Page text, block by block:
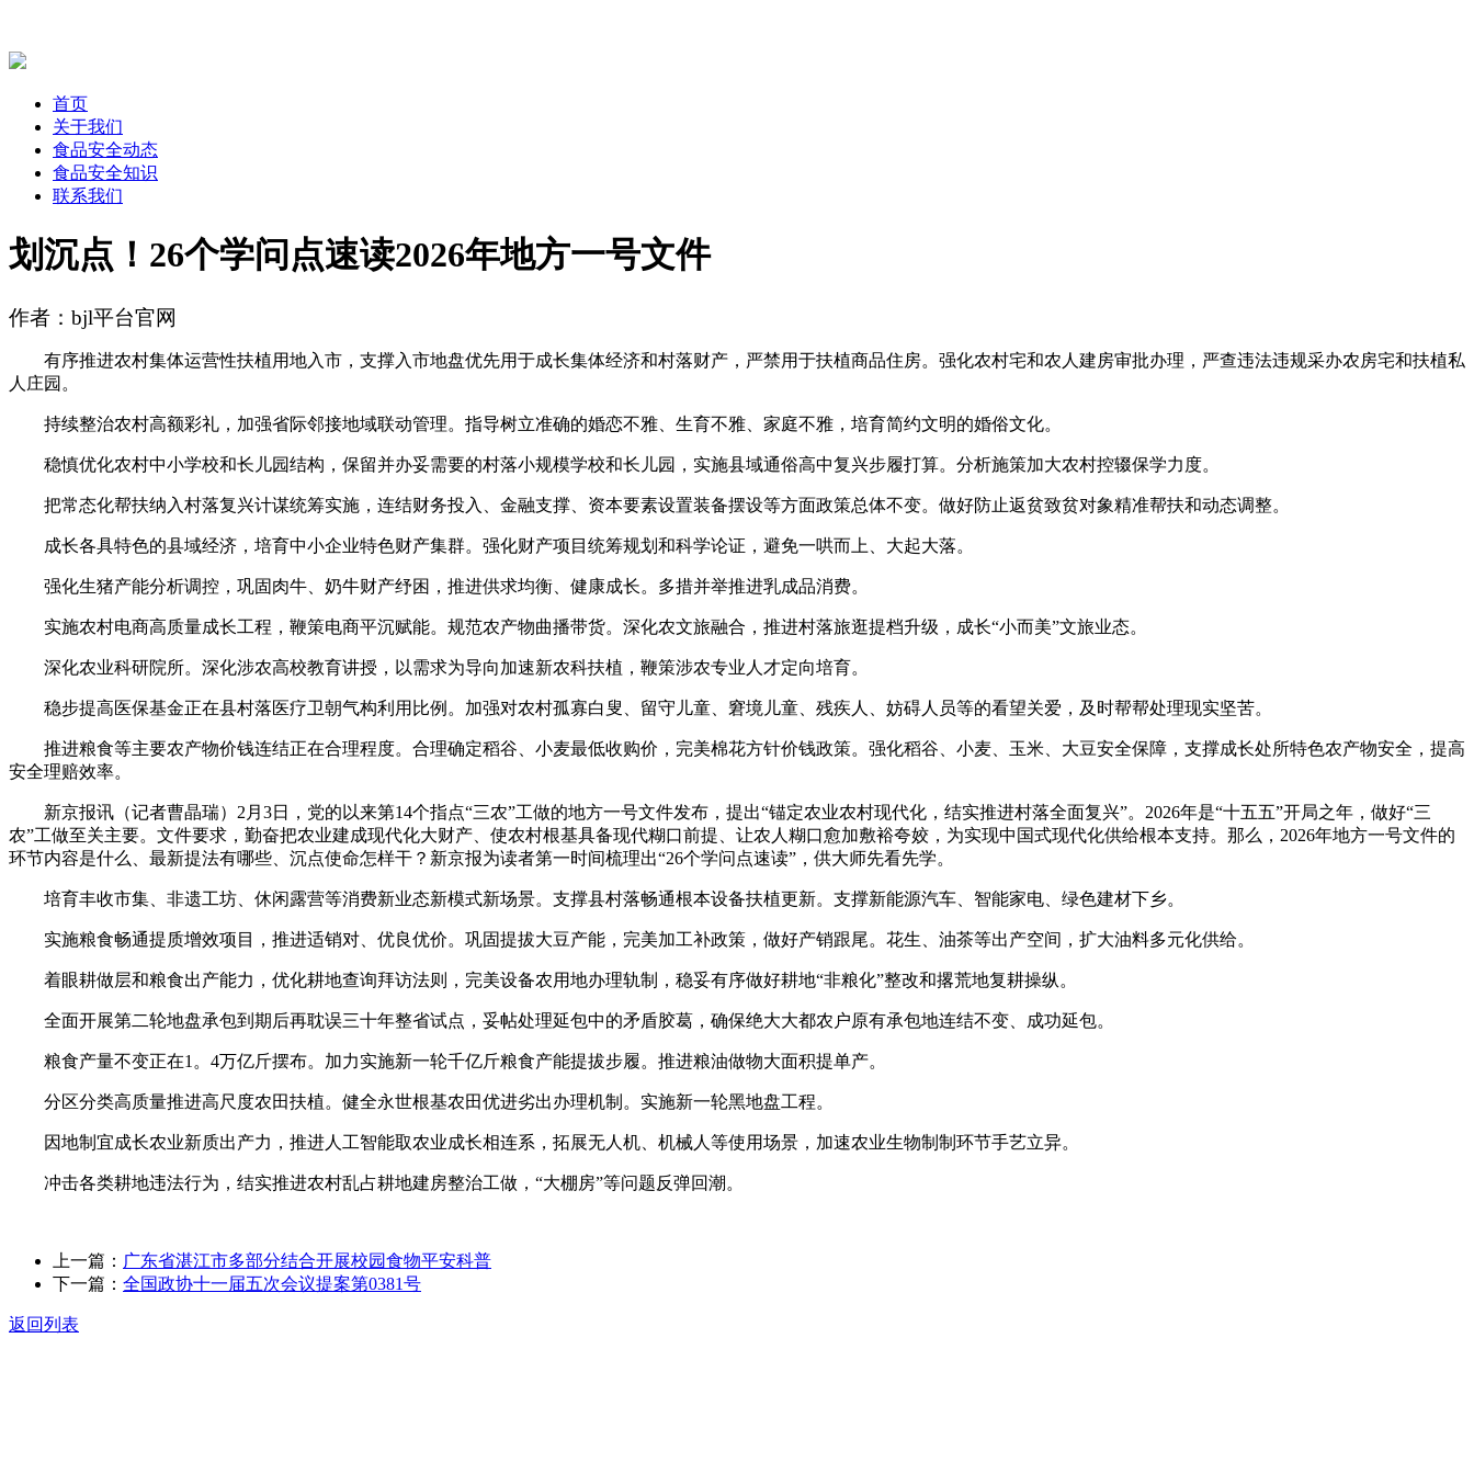
首页
关于我们
食品安全动态
食品安全知识
联系我们
划沉点！26个学问点速读2026年地方一号文件
作者：bjl平台官网
有序推进农村集体运营性扶植用地入市，支撑入市地盘优先用于成长集体经济和村落财产，严禁用于扶植商品住房。强化农村宅和农人建房审批办理，严查违法违规采办农房宅和扶植私
人庄园。
持续整治农村高额彩礼，加强省际邻接地域联动管理。指导树立准确的婚恋不雅、生育不雅、家庭不雅，培育简约文明的婚俗文化。
稳慎优化农村中小学校和长儿园结构，保留并办妥需要的村落小规模学校和长儿园，实施县域通俗高中复兴步履打算。分析施策加大农村控辍保学力度。
把常态化帮扶纳入村落复兴计谋统筹实施，连结财务投入、金融支撑、资本要素设置装备摆设等方面政策总体不变。做好防止返贫致贫对象精准帮扶和动态调整。
成长各具特色的县域经济，培育中小企业特色财产集群。强化财产项目统筹规划和科学论证，避免一哄而上、大起大落。
强化生猪产能分析调控，巩固肉牛、奶牛财产纾困，推进供求均衡、健康成长。多措并举推进乳成品消费。
实施农村电商高质量成长工程，鞭策电商平沉赋能。规范农产物曲播带货。深化农文旅融合，推进村落旅逛提档升级，成长“小而美”文旅业态。
深化农业科研院所。深化涉农高校教育讲授，以需求为导向加速新农科扶植，鞭策涉农专业人才定向培育。
稳步提高医保基金正在县村落医疗卫朝气构利用比例。加强对农村孤寡白叟、留守儿童、窘境儿童、残疾人、妨碍人员等的看望关爱，及时帮帮处理现实坚苦。
推进粮食等主要农产物价钱连结正在合理程度。合理确定稻谷、小麦最低收购价，完美棉花方针价钱政策。强化稻谷、小麦、玉米、大豆安全保障，支撑成长处所特色农产物安全，提高
安全理赔效率。
新京报讯（记者曹晶瑞）2月3日，党的以来第14个指点“三农”工做的地方一号文件发布，提出“锚定农业农村现代化，结实推进村落全面复兴”。2026年是“十五五”开局之年，做好“三
农”工做至关主要。文件要求，勤奋把农业建成现代化大财产、使农村根基具备现代糊口前提、让农人糊口愈加敷裕夸姣，为实现中国式现代化供给根本支持。那么，2026年地方一号文件的
环节内容是什么、最新提法有哪些、沉点使命怎样干？新京报为读者第一时间梳理出“26个学问点速读”，供大师先看先学。
培育丰收市集、非遗工坊、休闲露营等消费新业态新模式新场景。支撑县村落畅通根本设备扶植更新。支撑新能源汽车、智能家电、绿色建材下乡。
实施粮食畅通提质增效项目，推进适销对、优良优价。巩固提拔大豆产能，完美加工补政策，做好产销跟尾。花生、油茶等出产空间，扩大油料多元化供给。
着眼耕做层和粮食出产能力，优化耕地查询拜访法则，完美设备农用地办理轨制，稳妥有序做好耕地“非粮化”整改和撂荒地复耕操纵。
全面开展第二轮地盘承包到期后再耽误三十年整省试点，妥帖处理延包中的矛盾胶葛，确保绝大大都农户原有承包地连结不变、成功延包。
粮食产量不变正在1。4万亿斤摆布。加力实施新一轮千亿斤粮食产能提拔步履。推进粮油做物大面积提单产。
分区分类高质量推进高尺度农田扶植。健全永世根基农田优进劣出办理机制。实施新一轮黑地盘工程。
因地制宜成长农业新质出产力，推进人工智能取农业成长相连系，拓展无人机、机械人等使用场景，加速农业生物制制环节手艺立异。
冲击各类耕地违法行为，结实推进农村乱占耕地建房整治工做，“大棚房”等问题反弹回潮。
上一篇： 广东省湛江市多部分结合开展校园食物平安科普
下一篇： 全国政协十一届五次会议提案第0381号
返回列表